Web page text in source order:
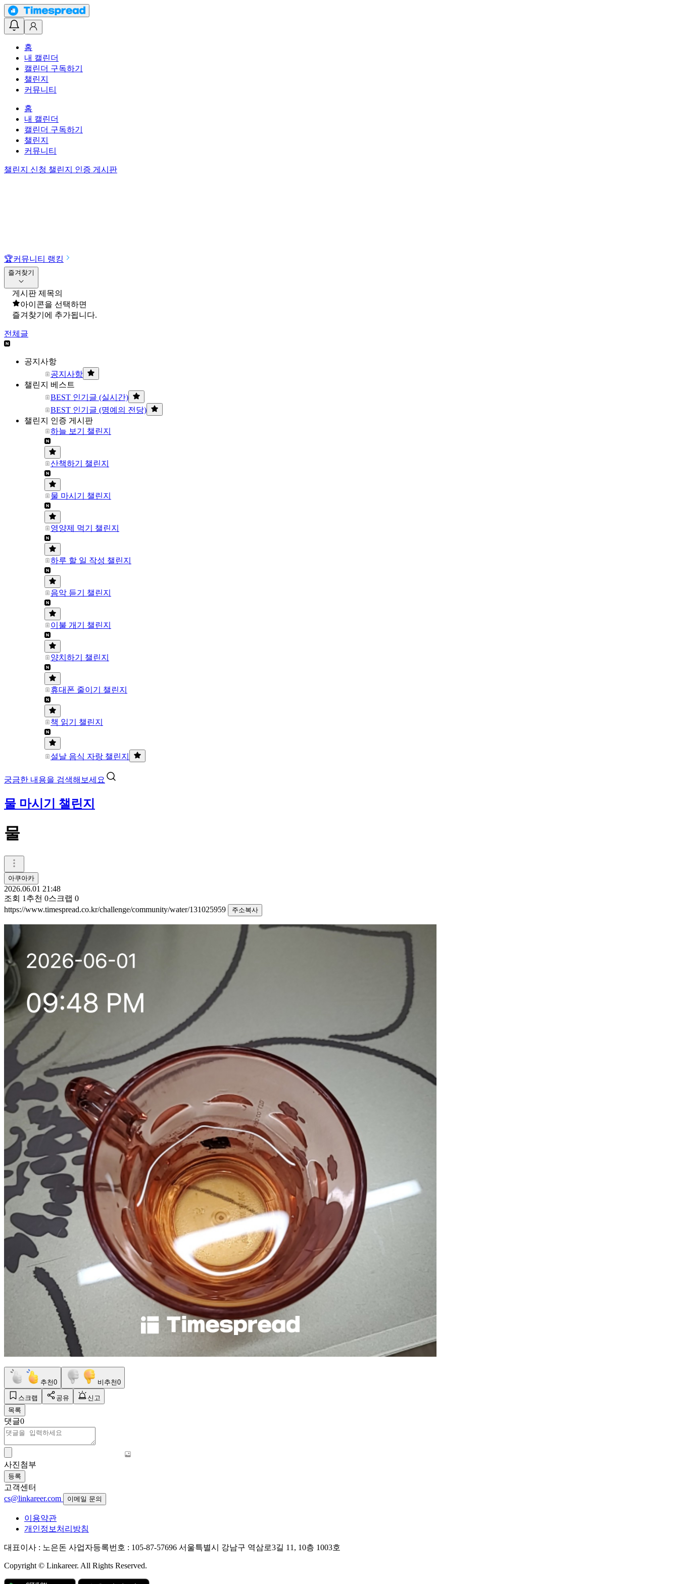
홈
내 캘린더
캘린더 구독하기
챌린지
커뮤니티
홈
내 캘린더
캘린더 구독하기
챌린지
커뮤니티
챌린지 신청 챌린지 인증 게시판
🏆커뮤니티 랭킹
즐겨찾기
게시판 제목의
아이콘을 선택하면
즐겨찾기에 추가됩니다.
전체글
공지사항
공지사항
챌린지 베스트
BEST 인기글 (실시간)
BEST 인기글 (명예의 전당)
챌린지 인증 게시판
하늘 보기 챌린지
산책하기 챌린지
물 마시기 챌린지
영양제 먹기 챌린지
하루 할 일 작성 챌린지
음악 듣기 챌린지
이불 개기 챌린지
양치하기 챌린지
휴대폰 줄이기 챌린지
책 읽기 챌린지
설날 음식 자랑 챌린지
궁금한 내용을 검색해보세요
물 마시기 챌린지
물
아쿠아카
2026.06.01 21:48
조회 1 추천 0스크랩 0
https://www.timespread.co.kr/challenge/community/water/131025959
주소복사
추천0 비추천0
스크랩 공유
신고
목록
댓글0
사진첨부
등록
고객센터
cs@linkareer.com
이메일 문의
이용약관
개인정보처리방침
대표이사 : 노은돈 사업자등록번호 : 105-87-57696 서울특별시 강남구 역삼로3길 11, 10층 1003호
Copyright © Linkareer. All Rights Reserved.